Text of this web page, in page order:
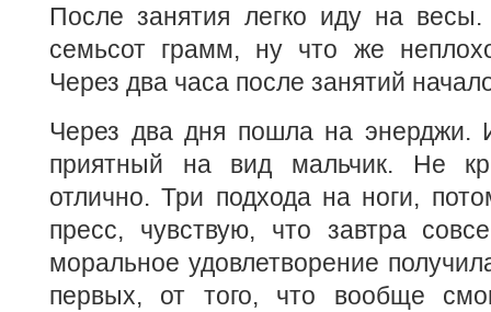
После занятия легко иду на весы.
семьсот грамм, ну что же
Через два часа после занятий
Через два дня пошла на энерджи.
приятный на вид мальчик. Не
отлично. Три подхода на ноги,
пресс, чувствую, что завтра
моральное удовлетворение
первых, от того, что вообще